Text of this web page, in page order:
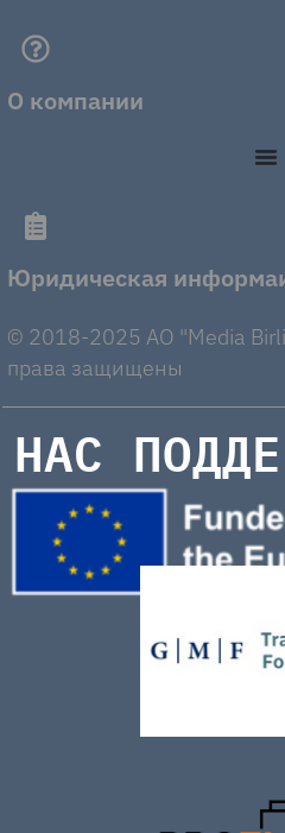
О компании
Юридическая
© 2018-2025 AO "Media
права защищены
НАС